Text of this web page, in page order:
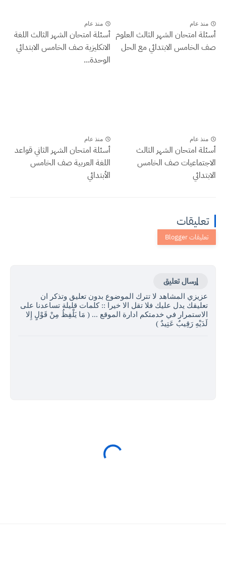
منذ عام
أسئلة امتحان الشهر الثالث العلوم
صف الخامس الابتدائي مع الحل
منذ عام
أسئلة امتحان الشهر الثالث اللغة
الانكليزية صف الخامس الابتدائي
الوحدة...
منذ عام
أسئلة امتحان الشهر الثالث
الاجتماعيات صف الخامس
الابتدائي
منذ عام
أسئلة امتحان الشهر الثاني قواعد
اللغة العربية صف الخامس
الأبتدائي
تعليقات
إرسال تعليق
عزيزي المشاهد لا تترك الموضوع بدون تعليق وتذكر ان
تعليقك يدل عليك فلا تقل الا خيرا :: كلمات قليلة تساعدنا على
الاستمرار في خدمتكم ادارة الموقع ... ( مَا يَلْفِظُ مِنْ قَوْلٍ إِلا
لَدَيْهِ رَقِيبٌ عَتِيدٌ )